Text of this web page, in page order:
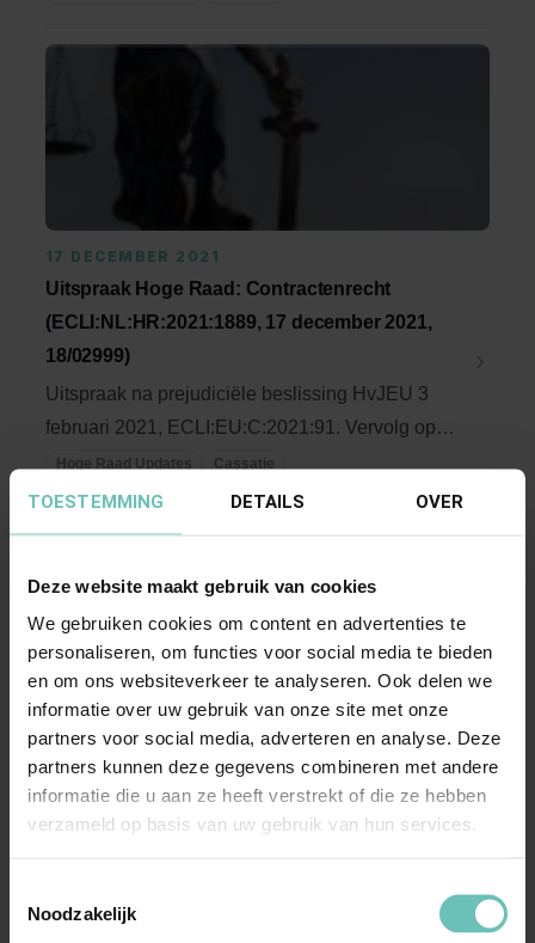
TOESTEMMING DETAILS OVER
Deze website maakt gebruik van cookies
We gebruiken cookies om content en advertenties te
personaliseren, om functies voor social media te bieden
en om ons websiteverkeer te analyseren. Ook delen we
informatie over uw gebruik van onze site met onze
partners voor social media, adverteren en analyse. Deze
partners kunnen deze gegevens combineren met andere
informatie die u aan ze heeft verstrekt of die ze hebben
verzameld op basis van uw gebruik van hun services.
Noodzakelijk
17 DECEMBER 2021
Uitspraak Hoge Raad: Contractenrecht
(ECLI:NL:HR:2021:1889, 17 december 2021,
18/02999)
Uitspraak na prejudiciële beslissing HvJEU 3
februari 2021, ECLI:EU:C:2021:91. Vervolg op
HR 13 ...
Hoge Raad Updates Cassatie
13 MAART 2020
Uitspraak Hoge Raad: Arbeidsrecht
(ECLI:NL:HR:2020:418, 13 maart 2020, 19-
00525)
ECLI:NL:HR:2018:484. Ontslag op staande voet,